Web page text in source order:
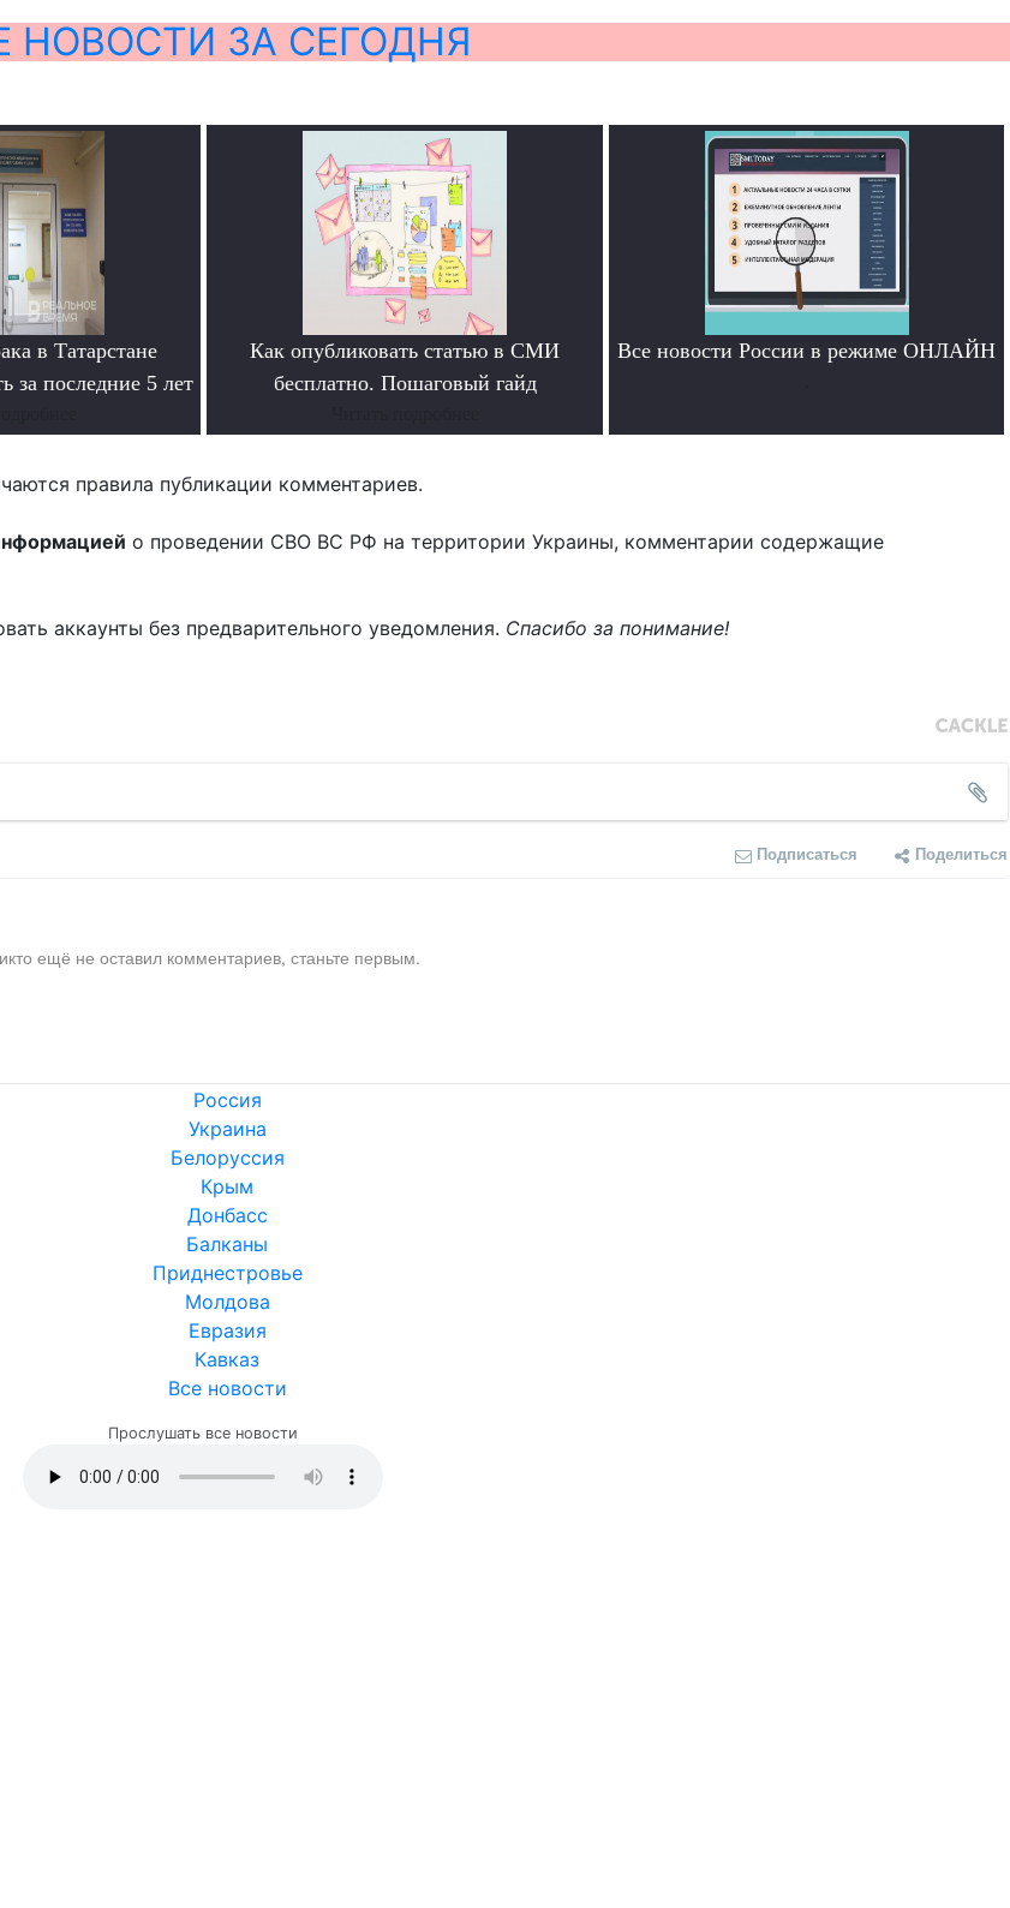
НОВОСТИ ЗА СЕГОДНЯ
в Татарстане
за последние 5 лет
Как опубликовать статью в СМИ
бесплатно. Пошаговый гайд
Все новости России в режиме ОНЛАЙН
правила публикации комментариев.
о проведении СВО ВС РФ на территории Украины, комментарии содержащие
аккаунты без предварительного уведомления. Спасибо за понимание!
Подписаться Поделиться
ещё не оставил комментариев, станьте первым.
Россия
Украина
Белоруссия
Крым
Донбасс
Балканы
Приднестровье
Молдова
Евразия
Кавказ
Все новости
Прослушать все новости